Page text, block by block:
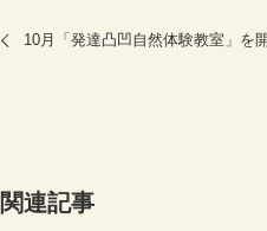
10月「発達凸凹自然体験教室」を
関連記事